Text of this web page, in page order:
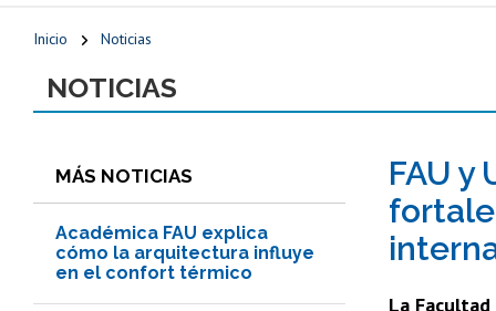
Inicio Noticias
NOTICIAS
MÁS NOTICIAS
Académica FAU explica
cómo la arquitectura influye
en el confort térmico
FAU y
La